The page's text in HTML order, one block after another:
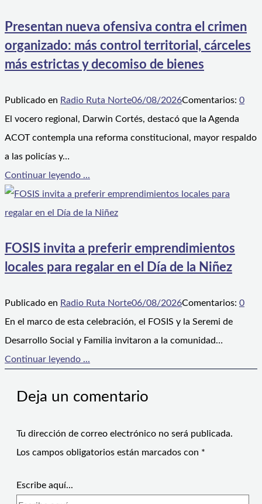
Presentan nueva ofensiva contra el crimen
organizado: más control territorial, cárceles
más estrictas y decomiso de bienes
Publicado en Radio Ruta Norte06/08/2026Comentarios: 0
El vocero regional, Darwin Cortés, destacó que la Agenda
ACOT contempla una reforma constitucional, mayor respaldo
a las policías y…
Continuar leyendo ...
FOSIS invita a preferir emprendimientos
locales para regalar en el Día de la Niñez
Publicado en Radio Ruta Norte06/08/2026Comentarios: 0
En el marco de esta celebración, el FOSIS y la Seremi de
Desarrollo Social y Familia invitaron a la comunidad…
Continuar leyendo ...
Deja un comentario
Tu dirección de correo electrónico no será publicada.
Los campos obligatorios están marcados con *
Escribe aquí...